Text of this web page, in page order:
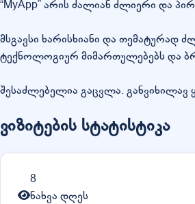
“MyApp” არის ძალიან ძლიერი და
მსგავსი ხარისხიანი და თემატურად
ტექნოლოგიურ მიმართულებებს და
შესაძლებელია გაცვლა. განვიხილავ
ვიზიტების სტატისტიკა
8
ნახვა დღეს